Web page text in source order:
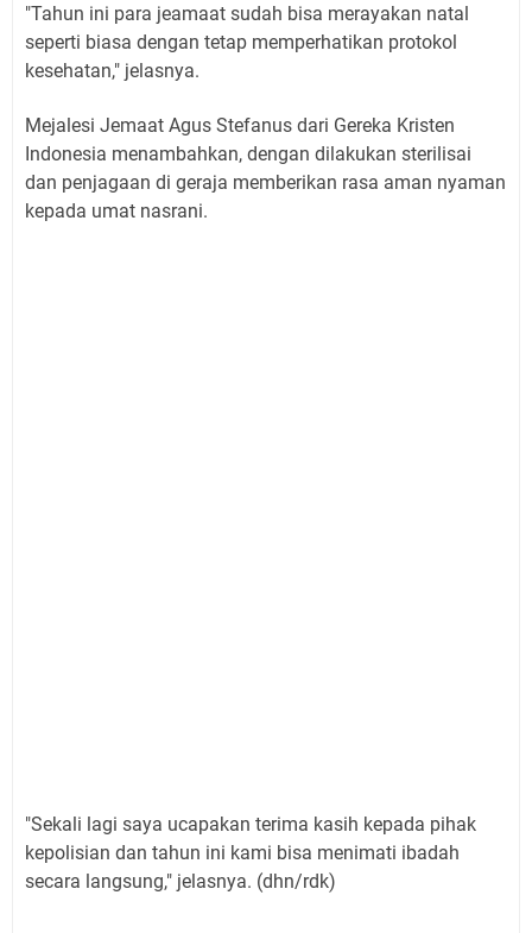
"Tahun ini para jeamaat sudah bisa merayakan natal
seperti biasa dengan tetap memperhatikan protokol
kesehatan," jelasnya.
Mejalesi Jemaat Agus Stefanus dari Gereka Kristen
Indonesia menambahkan, dengan dilakukan sterilisai
dan penjagaan di geraja memberikan rasa aman nyaman
kepada umat nasrani.
"Sekali lagi saya ucapakan terima kasih kepada pihak
kepolisian dan tahun ini kami bisa menimati ibadah
secara langsung," jelasnya. (dhn/rdk)